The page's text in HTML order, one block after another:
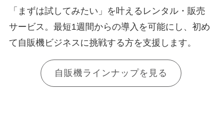
「まずは試してみたい」を叶えるレンタル・販売
サービス。最短1週間からの導入を可能にし、初め
て自販機ビジネスに挑戦する方を支援します。
自販機ラインナップを見る